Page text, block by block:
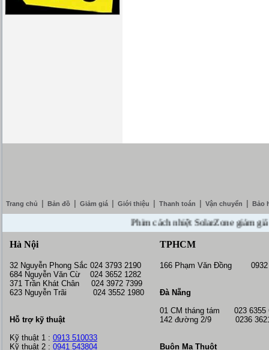
Trang chủ Bản đồ Giảm giá Giới thiệu Thanh toán Vận chuyển Bảo
Phim cách nhiệt SolarZone giảm giá
Hà Nội
32 Nguyễn Phong Sắc 024 3793 2190
684 Nguyễn Văn Cừ 024 3652 1282
371 Trần Khát Chân 024 3972 7399
623 Nguyễn Trãi 024 3552 1980
Hỗ trợ kỹ thuật
Kỹ thuật 1 : 0913 510033
Kỹ thuật 2 : 0941 543804
TPHCM
166 Phạm Văn Đồng 0932
Đà Nẵng
01 CM tháng tám 023 6355
142 đường 2/9 0236
Buôn Ma Thuột